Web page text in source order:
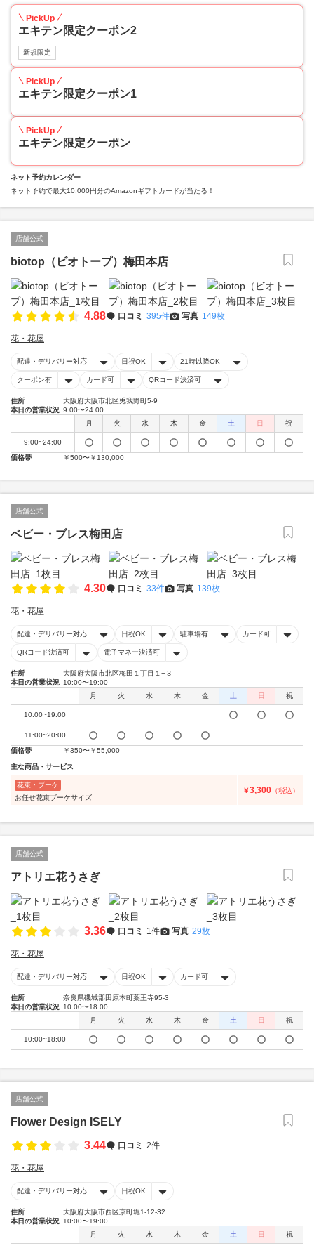
PickUp
エキテン限定クーポン2
新規限定
PickUp
エキテン限定クーポン1
PickUp
エキテン限定クーポン
ネット予約カレンダー
ネット予約で最大10,000円分のAmazonギフトカードが当たる！
店舗公式
biotop（ビオトープ）梅田本店
4.88 口コミ 395件 写真 149枚
花・花屋
配達・デリバリー対応 日祝OK 21時以降OK
クーポン有 カード可 QRコード決済可
住所
大阪府大阪市北区兎我野町5-9
本日の営業状況 9:00〜24:00
月
火 水 木 金 土 日 祝
9:00~24:00
価格帯
￥500〜￥130,000
店舗公式
ベビー・ブレス梅田店
4.30 口コミ 33件 写真 139枚
花・花屋
配達・デリバリー対応 日祝OK 駐車場有 カード可
QRコード決済可 電子マネー決済可
住所
大阪府大阪市北区梅田１丁目１−３
本日の営業状況 10:00〜19:00
月
火 水 木 金 土 日 祝
10:00~19:00
11:00~20:00
価格帯
￥350〜￥55,000
主な商品・サービス
花束・ブーケ
お任せ花束ブーケサイズ
￥3,300 （税込）
店舗公式
アトリエ花うさぎ
3.36 口コミ 1件 写真 29枚
花・花屋
配達・デリバリー対応 日祝OK カード可
住所
奈良県磯城郡田原本町薬王寺95-3
本日の営業状況 10:00〜18:00
月
火 水 木 金 土 日 祝
10:00~18:00
店舗公式
Flower Design ISELY
3.44
口コミ 2件
花・花屋
配達・デリバリー対応 日祝OK
住所
大阪府大阪市西区京町堀1-12-32
本日の営業状況 10:00〜19:00
月
火 水 木 金 土 日 祝